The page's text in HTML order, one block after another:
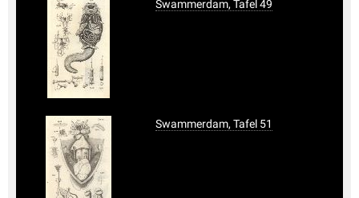
Swammerdam, Tafel 49
Swammerdam, Tafel 51